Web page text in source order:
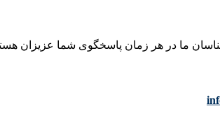
ما در هر زمان پاسخگوی شما عزیزان